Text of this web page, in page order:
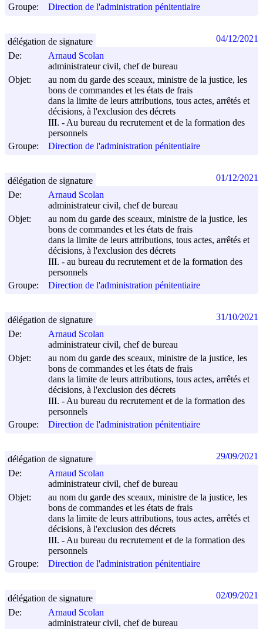
Groupe:
Direction de l'administration pénitentiaire
De:
Arnaud Scolan
administrateur civil, chef de bureau
Objet:
au nom du garde des sceaux, ministre de la justice, les
bons de commandes et les états de frais
dans la limite de leurs attributions, tous actes, arrêtés et
décisions, à l'exclusion des décrets
III. - Au bureau du recrutement et de la formation des
personnels
Groupe:
Direction de l'administration pénitentiaire
délégation de signature 04/12/2021
De:
Arnaud Scolan
administrateur civil, chef de bureau
Objet:
au nom du garde des sceaux, ministre de la justice, les
bons de commandes et les états de frais
dans la limite de leurs attributions, tous actes, arrêtés et
décisions, à l'exclusion des décrets
III. - au bureau du recrutement et de la formation des
personnels
Groupe:
Direction de l'administration pénitentiaire
délégation de signature 01/12/2021
De:
Arnaud Scolan
administrateur civil, chef de bureau
Objet:
au nom du garde des sceaux, ministre de la justice, les
bons de commandes et les états de frais
dans la limite de leurs attributions, tous actes, arrêtés et
décisions, à l'exclusion des décrets
III. - Au bureau du recrutement et de la formation des
personnels
Groupe:
Direction de l'administration pénitentiaire
délégation de signature 31/10/2021
De:
Arnaud Scolan
administrateur civil, chef de bureau
Objet:
au nom du garde des sceaux, ministre de la justice, les
bons de commandes et les états de frais
dans la limite de leurs attributions, tous actes, arrêtés et
décisions, à l'exclusion des décrets
III. - Au bureau du recrutement et de la formation des
personnels
Groupe:
Direction de l'administration pénitentiaire
délégation de signature 29/09/2021
De:
Arnaud Scolan
administrateur civil, chef de bureau
délégation de signature 02/09/2021